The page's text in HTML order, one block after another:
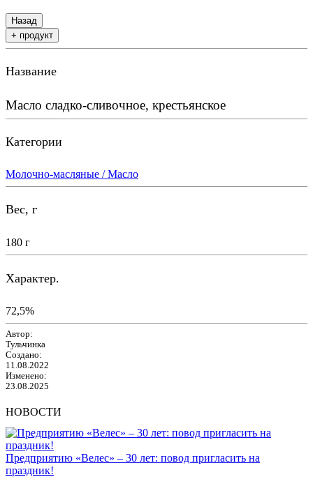
Назад
+ продукт
Название
Масло сладко-сливочное, крестьянское
Категории
Молочно-масляные / Масло
Вес, г
180 г
Характер.
72,5%
Автор:
Тульчинка
Создано:
11.08.2022
Изменено:
23.08.2025
НОВОСТИ
Предприятию «Велес» – 30 лет: повод пригласить на
праздник!